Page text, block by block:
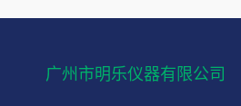
广州市明乐仪器有限公司